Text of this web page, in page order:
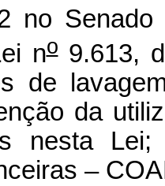
no Senado
no9.613,
de
da
nesta
–